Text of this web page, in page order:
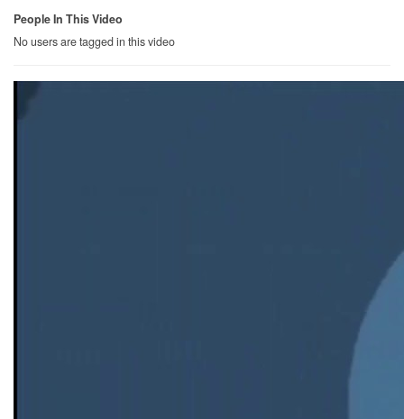
People In This Video
No users are tagged in this video